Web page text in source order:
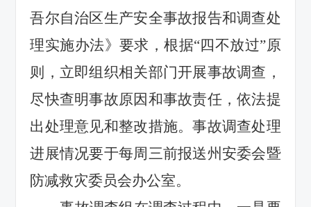
吾尔自治区生产安全事故报告和调查处
理实施办法》要求，根据“四不放过”原
则，立即组织相关部门开展事故调查，
尽快查明事故原因和事故责任，依法提
出处理意见和整改措施。事故调查处理
进展情况要于每周三前报送州安委会暨
防减救灾委员会办公室。